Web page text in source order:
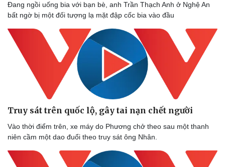
Đang ngồi uống bia với bạn bè, anh Trần Thạch Anh ở Nghệ An
bất ngờ bị một đối tượng lạ mặt đập cốc bia vào đầu
Truy sát trên quốc lộ, gây tai nạn chết người
Vào thời điểm trên, xe máy do Phương chở theo sau một thanh
niên cầm một dao đuổi theo truy sát ông Nhân.